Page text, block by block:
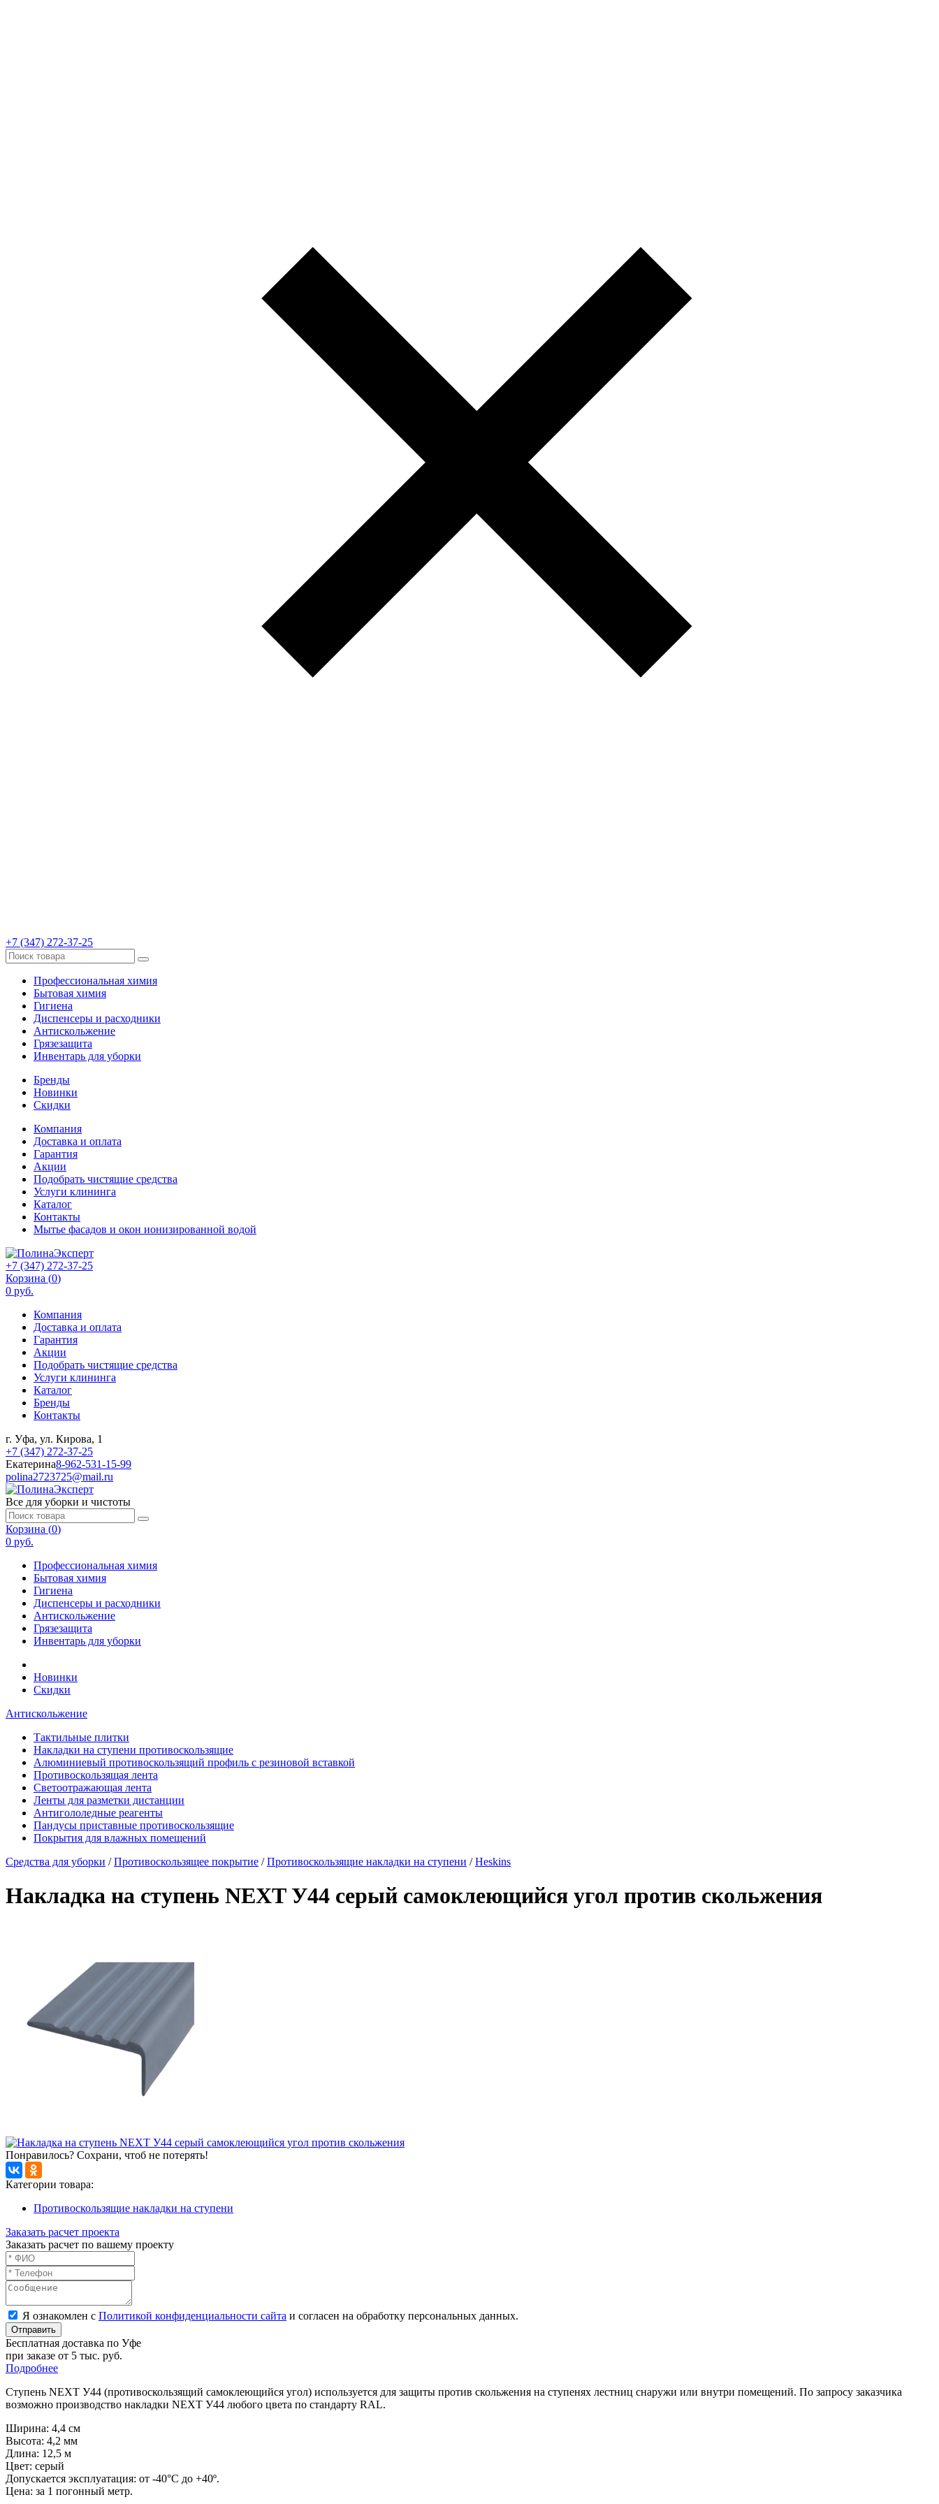
+7 (347) 272-37-25
Профессиональная химия
Бытовая химия
Гигиена
Диспенсеры и расходники
Антискольжение
Грязезащита
Инвентарь для уборки
Бренды
Новинки
Скидки
Компания
Доставка и оплата
Гарантия
Акции
Подобрать чистящие средства
Услуги клининга
Каталог
Контакты
Мытье фасадов и окон ионизированной водой
+7 (347) 272-37-25
Корзина (0)
0 руб.
Компания
Доставка и оплата
Гарантия
Акции
Подобрать чистящие средства
Услуги клининга
Каталог
Бренды
Контакты
г. Уфа, ул. Кирова, 1
+7 (347) 272-37-25
Екатерина8-962-531-15-99
polina2723725@mail.ru
Все для уборки и чистоты
Корзина (0)
0 руб.
Профессиональная химия
Бытовая химия
Гигиена
Диспенсеры и расходники
Антискольжение
Грязезащита
Инвентарь для уборки
Новинки
Скидки
Антискольжение
Тактильные плитки
Накладки на ступени противоскользящие
Алюминиевый противоскользящий профиль с резиновой вставкой
Противоскользящая лента
Cветоотражающая лента
Ленты для разметки дистанции
Антигололедные реагенты
Пандусы приставные противоскользящие
Покрытия для влажных помещений
Средства для уборки /Противоскользящее покрытие /Противоскользящие накладки на ступени /Heskins
Накладка на ступень NEXT У44 серый самоклеющийся угол против скольжения
Понравилось? Сохрани, чтоб не потерять!
Категории товара:
Противоскользящие накладки на ступени
Заказать расчет проекта
Заказать расчет по вашему проекту
Я ознакомлен с Политикой конфиденциальности сайта и согласен на обработку персональных данных.
Отправить
Бесплатная доставка по Уфе
при заказе от 5 тыс. руб.
Подробнее
Ступень NEXT У44 (противоскользящий самоклеющийся угол) используется для защиты против скольжения на ступенях лестниц снаружи или внутри помещений. По запросу заказчика
возможно производство накладки NEXT У44 любого цвета по стандарту RAL.
Ширина: 4,4 см
Высота: 4,2 мм
Длина: 12,5 м
Цвет: серый
Допускается эксплуатация: от -40°С до +40º.
Цена: за 1 погонный метр.